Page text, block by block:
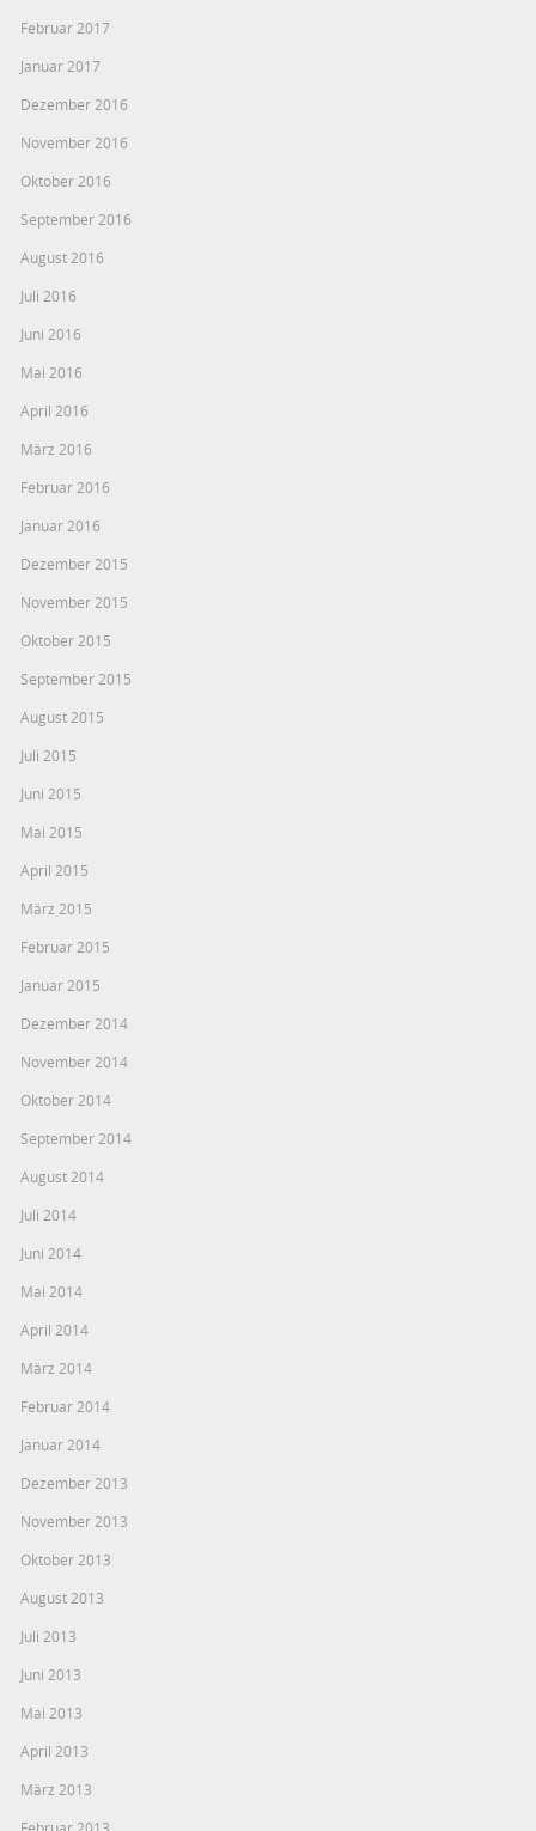
Februar 2017
Januar 2017
Dezember 2016
November 2016
Oktober 2016
September 2016
August 2016
Juli 2016
Juni 2016
Mai 2016
April 2016
März 2016
Februar 2016
Januar 2016
Dezember 2015
November 2015
Oktober 2015
September 2015
August 2015
Juli 2015
Juni 2015
Mai 2015
April 2015
März 2015
Februar 2015
Januar 2015
Dezember 2014
November 2014
Oktober 2014
September 2014
August 2014
Juli 2014
Juni 2014
Mai 2014
April 2014
März 2014
Februar 2014
Januar 2014
Dezember 2013
November 2013
Oktober 2013
August 2013
Juli 2013
Juni 2013
Mai 2013
April 2013
März 2013
Februar 2013